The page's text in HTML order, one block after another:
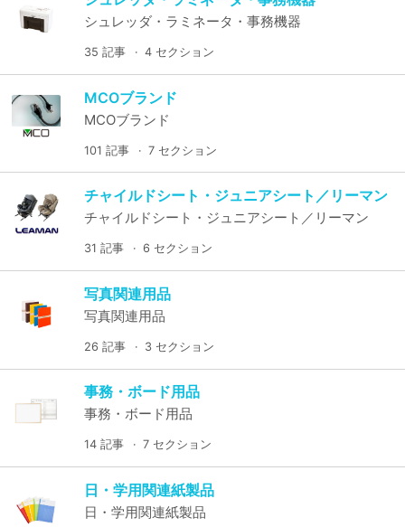
シュレッダ・ラミネータ・事務機器
35 記事 4 セクション
MCOブランド
MCOブランド
101 記事 7 セクション
チャイルドシート・ジュニアシート／リーマン
チャイルドシート・ジュニアシート／リーマン
31 記事 6 セクション
写真関連用品
写真関連用品
26 記事 3 セクション
事務・ボード用品
事務・ボード用品
14 記事 7 セクション
日・学用関連紙製品
日・学用関連紙製品